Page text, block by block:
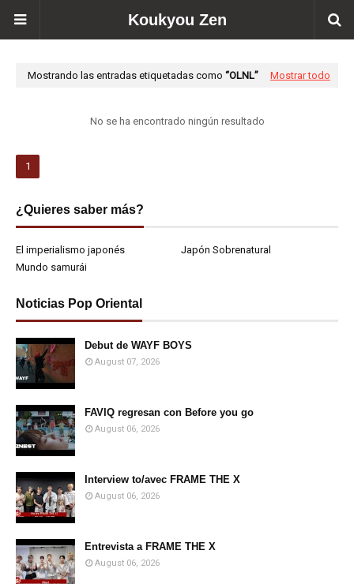
Koukyou Zen
Mostrando las entradas etiquetadas como OLNL Mostrar todo
No se ha encontrado ningún resultado
1
¿Quieres saber más?
El imperialismo japonés
Japón Sobrenatural
Mundo samurái
Noticias Pop Oriental
Debut de WAYF BOYS
August 07, 2026
FAVIQ regresan con Before you go
August 06, 2026
Interview to/avec FRAME THE X
August 06, 2026
Entrevista a FRAME THE X
August 06, 2026